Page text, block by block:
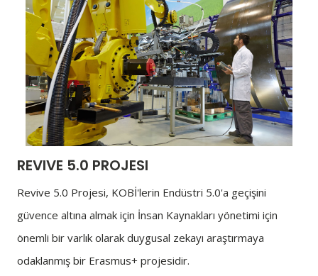
REVIVE 5.0 PROJESI
Revive 5.0 Projesi, KOBİ'lerin Endüstri 5.0'a geçişini
güvence altına almak için İnsan Kaynakları yönetimi için
önemli bir varlık olarak duygusal zekayı araştırmaya
odaklanmış bir Erasmus+ projesidir.